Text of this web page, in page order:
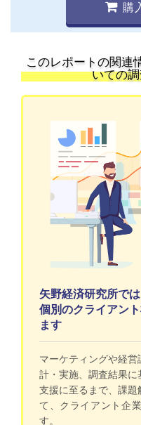
購
このレポートの関連
いての
矢野経済研究所では
個別のクライアン
ます
マーケティングや経
計・実施、調査結果
支援に至るまで、課
て、クライアント企
す。